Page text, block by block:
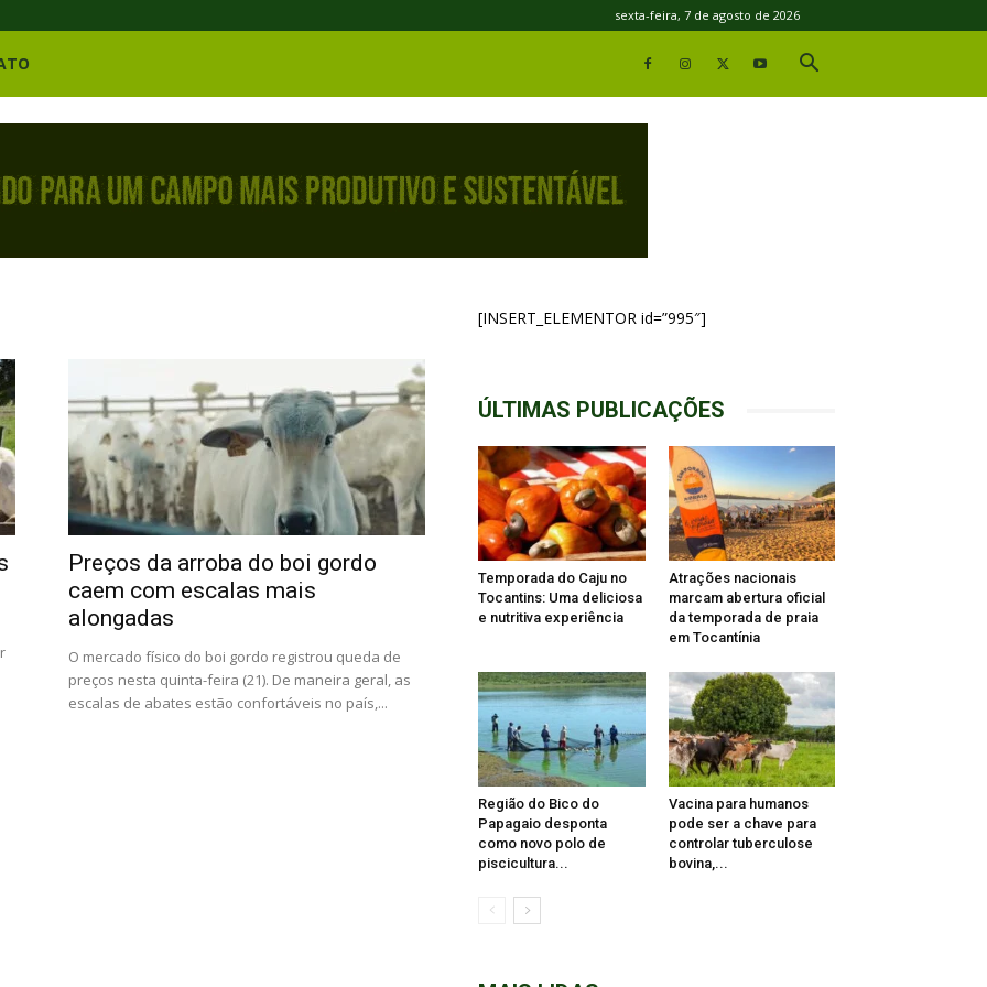
sexta-feira, 7 de agosto de 2026
Preços da arroba do boi gordo
caem com escalas mais
alongadas
O mercado físico do boi gordo registrou queda de
preços nesta quinta-feira (21). De maneira geral, as
escalas de abates estão confortáveis no país,...
[INSERT_ELEMENTOR id=”995″]
ÚLTIMAS PUBLICAÇÕES
Temporada do Caju no
Tocantins: Uma deliciosa
e nutritiva experiência
Atrações nacionais
marcam abertura oficial
da temporada de praia
em Tocantínia
Região do Bico do
Papagaio desponta
como novo polo de
piscicultura...
Vacina para humanos
pode ser a chave para
controlar tuberculose
bovina,...